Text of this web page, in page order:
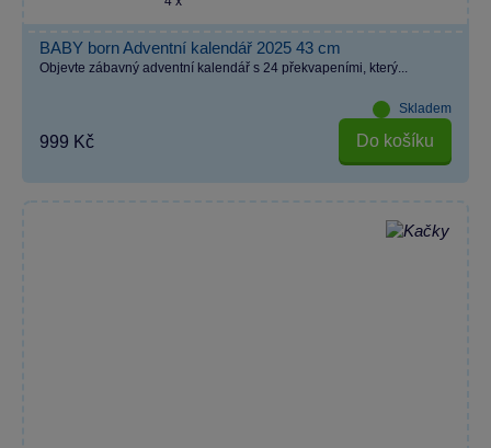
BABY born Adventní kalendář 2025 43 cm
Objevte zábavný adventní kalendář s 24 překvapeními, který...
Skladem
999 Kč Do košíku